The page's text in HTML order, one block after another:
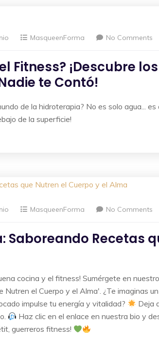
MasqueenForma No Comments
Fitness? ¡Descubre
te Contó!
de la hidroterapia? No es solo agua...
de la superficie!
MasqueenForma No Comments
Saboreando Recetas
cocina y el fitness! Sumérgete en
Nutren el Cuerpo y el Alma'. ¿Te imaginas
impulse tu energía y vitalidad?
Deja
Haz clic en el enlace en nuestra bio y
guerreros fitness!